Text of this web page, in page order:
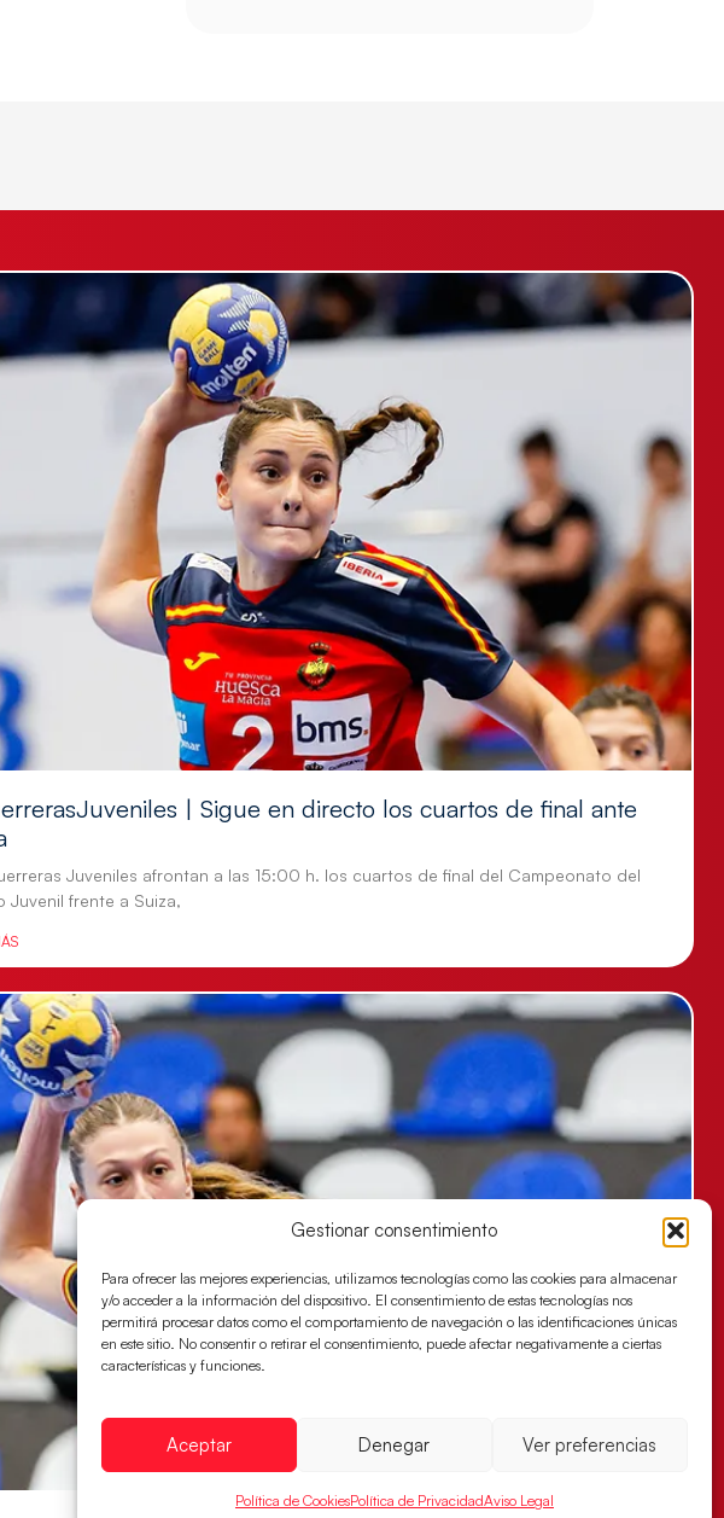
Gestionar consentimiento
Para ofrecer las mejores experiencias, utilizamos tecnologías como las cookies para almacenar
y/o acceder a la información del dispositivo. El consentimiento de estas tecnologías nos
permitirá procesar datos como el comportamiento de navegación o las identificaciones únicas
en este sitio. No consentir o retirar el consentimiento, puede afectar negativamente a ciertas
características y funciones.
Aceptar Denegar Ver preferencias
Política de CookiesPolítica de PrivacidadAviso Legal
| Sigue en directo los cuartos de final ante
Juveniles afrontan a las 15:00 h. los cuartos de final del Campeonato del
Juvenil frente a Suiza,